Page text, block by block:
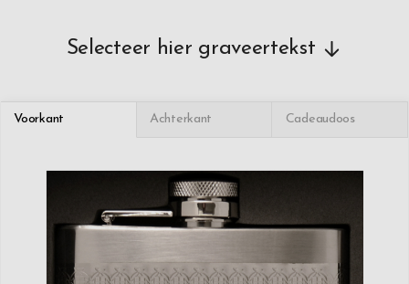
Selecteer hier graveertekst
Voorkant Achterkant Cadeaudoos